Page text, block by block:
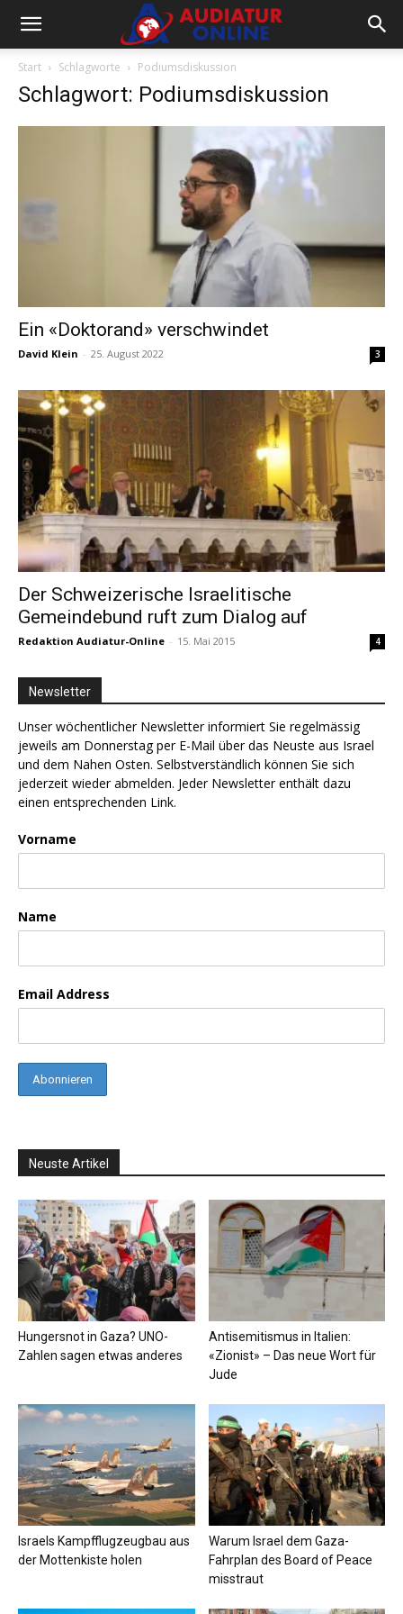
Start Schlagworte Podiumsdiskussion
Schlagwort: Podiumsdiskussion
Ein «Doktorand» verschwindet
David Klein - 25. August 2022 3
Der Schweizerische Israelitische
Gemeindebund ruft zum Dialog auf
Redaktion Audiatur-Online - 15. Mai 2015 4
Newsletter
Unser wöchentlicher Newsletter informiert Sie regelmässig
jeweils am Donnerstag per E-Mail über das Neuste aus Israel
und dem Nahen Osten. Selbstverständlich können Sie sich
jederzeit wieder abmelden. Jeder Newsletter enthält dazu
einen entsprechenden Link.
Vorname
Name
Email Address
Neuste Artikel
Hungersnot in Gaza? UNO-
Zahlen sagen etwas anderes
Antisemitismus in Italien:
«Zionist» – Das neue Wort für
Jude
Israels Kampfflugzeugbau aus
der Mottenkiste holen
Warum Israel dem Gaza-
Fahrplan des Board of Peace
misstraut